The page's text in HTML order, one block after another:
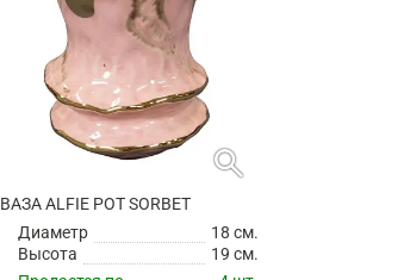
search
ВАЗА ALFIE POT SORBET
Диаметр
18 см.
Высота
19 см.